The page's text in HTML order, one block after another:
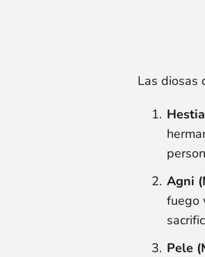
Las diosas
Agni
fuego
Pele